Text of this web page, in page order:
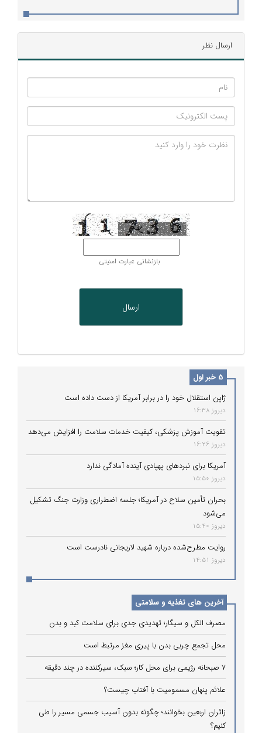
ارسال نظر
بازنشانی عبارت امنیتی
5 خبر اول
ژاپن استقلال خود را در برابر آمریکا از دست داده است
دیروز 16:38
تقویت آموزش پزشکی، کیفیت خدمات سلامت را افزایش می‌دهد
دیروز 16:26
آمریکا برای نبردهای پهپادی آینده آمادگی ندارد
دیروز 15:50
بحران تأمین سلاح در آمریکا؛ جلسه اضطراری وزارت جنگ تشکیل
می‌شود
دیروز 15:40
روایت مطرح‌شده درباره شهید لاریجانی نادرست است
دیروز 14:51
آخرین های تغذیه و سلامتی
مصرف الکل و سیگار؛ تهدیدی جدی برای سلامت کبد و بدن
محل تجمع چربی بدن با پیری مغز مرتبط است
۷ صبحانه رژیمی برای محل کار؛ سبک، سیرکننده در چند دقیقه
علائم پنهان مسمومیت با آفتاب چیست؟
زائران اربعین بخوانند؛ چگونه بدون آسیب جسمی مسیر را طی
کنیم؟